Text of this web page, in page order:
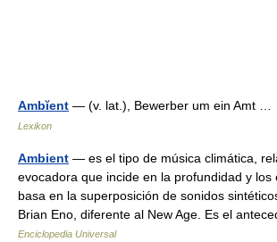
Ambĭent — (v. lat.), Bewerber um ein Amt …
Lexikon
Ambient — es el tipo de música climática,
evocadora que incide en la profundidad y los
basa en la superposición de sonidos
Brian Eno, diferente al New Age. Es el
Enciclopedia Universal